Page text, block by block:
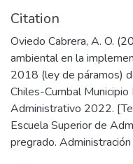
Citation
Oviedo Cabrera, A. O.
ambiental en la
2018 (ley de páramos)
Chiles-Cumbal
Administrativo 2022.
Escuela Superior de
pregrado.